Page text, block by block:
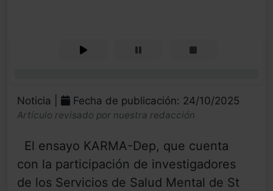
Noticia | Fecha de publicación: 24/10/2025
Artículo revisado por nuestra redacción
El ensayo KARMA-Dep, que cuenta
con la participación de investigadores
de los Servicios de Salud Mental de St